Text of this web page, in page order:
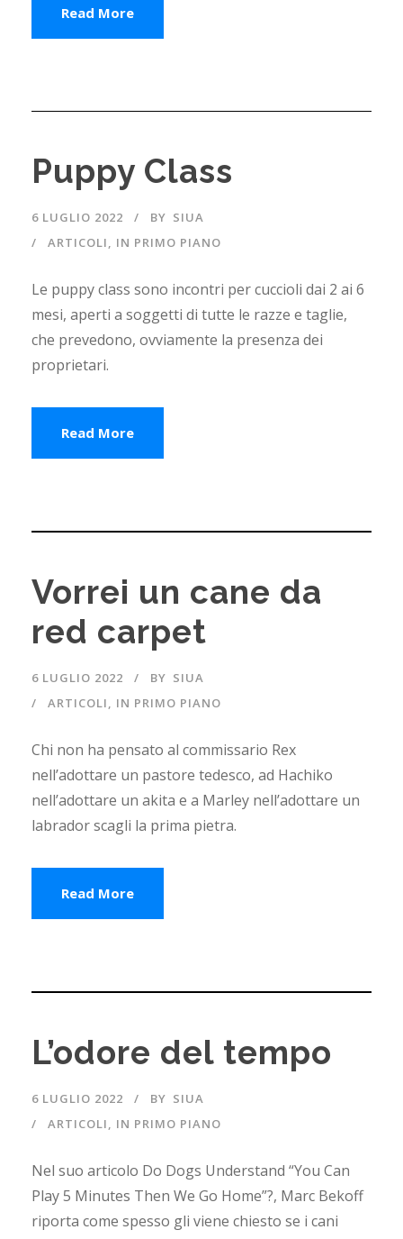
Read More
Puppy Class
6 LUGLIO 2022 BY SIUA
ARTICOLI, IN PRIMO PIANO
Le puppy class sono incontri per cuccioli dai 2 ai 6
mesi, aperti a soggetti di tutte le razze e taglie,
che prevedono, ovviamente la presenza dei
proprietari.
Read More
Vorrei un cane da
red carpet
6 LUGLIO 2022 BY SIUA
ARTICOLI, IN PRIMO PIANO
Chi non ha pensato al commissario Rex
nell’adottare un pastore tedesco, ad Hachiko
nell’adottare un akita e a Marley nell’adottare un
labrador scagli la prima pietra.
Read More
L’odore del tempo
6 LUGLIO 2022 BY SIUA
ARTICOLI, IN PRIMO PIANO
Nel suo articolo Do Dogs Understand “You Can
Play 5 Minutes Then We Go Home”?, Marc Bekoff
riporta come spesso gli viene chiesto se i cani